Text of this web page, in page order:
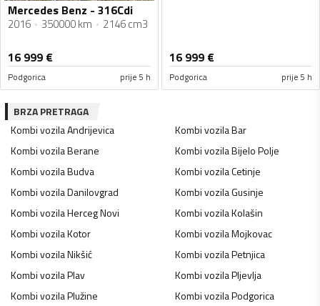
Mercedes Benz - 316Cdi
2016 350000 km 2146 cm3
16 999 €
Podgorica prije 5 h
16 999 €
Podgorica prije 5 h
BRZA PRETRAGA
Kombi vozilaAndrijevica Kombi vozilaBar
Kombi vozilaBerane Kombi vozilaBijelo Polje
Kombi vozilaBudva Kombi vozilaCetinje
Kombi vozilaDanilovgrad Kombi vozilaGusinje
Kombi vozilaHerceg Novi Kombi vozilaKolašin
Kombi vozilaKotor Kombi vozilaMojkovac
Kombi vozilaNikšić Kombi vozilaPetnjica
Kombi vozilaPlav Kombi vozilaPljevlja
Kombi vozilaPlužine Kombi vozilaPodgorica